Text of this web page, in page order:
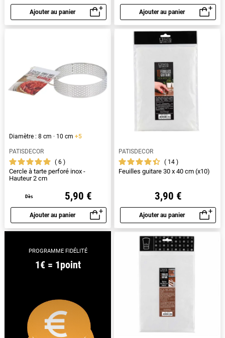
Ajouter au panier
Aperçu rapide
Ajouter au panier
Aperçu rapide
Diamètre : 8 cm · 10 cm +5
PATISDECOR
6
Cercle à tarte perforé inox -
Hauteur 2 cm
Dès 5,90 €
Ajouter au panier
Aperçu rapide
PATISDECOR
14
Feuilles guitare 30 x 40 cm (x10)
3,90 €
Ajouter au panier
Aperçu rapide
PROGRAMME FIDÉLITÉ
1€ = 1point